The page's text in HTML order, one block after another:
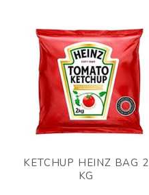
KETCHUP HEINZ BAG 2
KG